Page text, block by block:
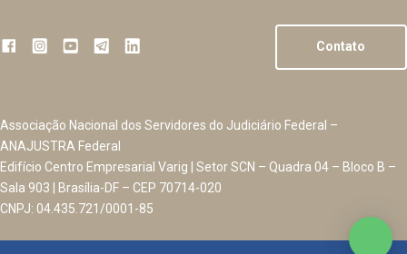
Contato
Associação Nacional dos Servidores do Judiciário Federal –
ANAJUSTRA Federal
Edifício Centro Empresarial Varig | Setor SCN – Quadra 04 – Bloco B –
Sala 903 | Brasília-DF – CEP 70714-020
CNPJ: 04.435.721/0001-85